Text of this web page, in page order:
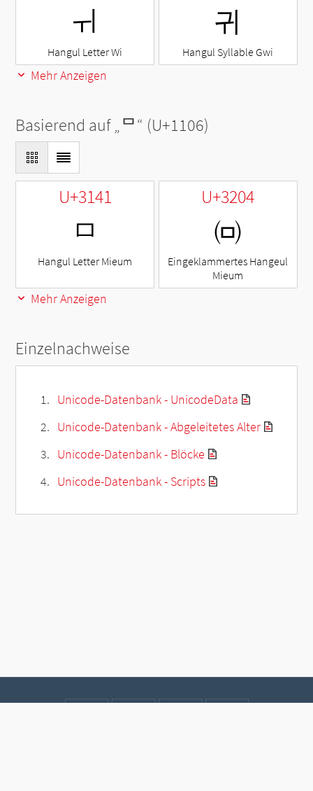
ㅟ
Hangul Letter Wi
귀
Hangul Syllable Gwi
Mehr Anzeigen
Basierend auf „ᄆ“ (U+1106)
U+3141
ㅁ
Hangul Letter Mieum
U+3204
㈄
Eingeklammertes Hangeul
Mieum
Mehr Anzeigen
Einzelnachweise
Unicode-Datenbank - UnicodeData
Unicode-Datenbank - Abgeleitetes Alter
Unicode-Datenbank - Blöcke
Unicode-Datenbank - Scripts